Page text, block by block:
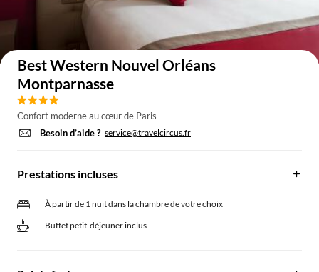
Voir sur la carte
Best Western Nouvel Orléans
Montparnasse
Confort moderne au cœur de Paris
Besoin d’aide ? service@travelcircus.fr
Prestations incluses
À partir de 1 nuit dans la chambre de votre choix
Buffet petit-déjeuner inclus